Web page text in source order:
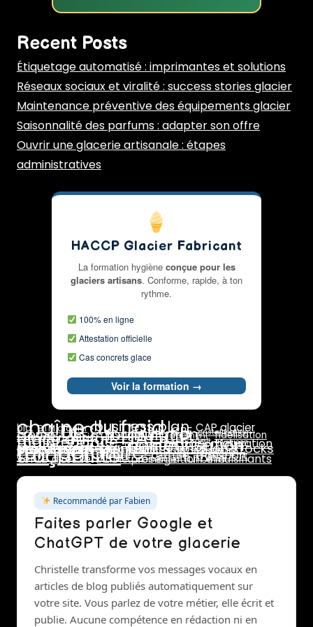
Recent Posts
Étiquetage automatisé : imprimantes et solutions
Réseaux sociaux et viralité : success stories glacier
Maintenance préventive des équipements glacier
Saisonnalité des parfums : adapter son offre
Ouvrir une glacerie artisanale : étapes
administratives
HACCP Glacier Fabricant
La formation hygiène conçue pour les
glaciers artisans. Conforme, rapide, à ton
rythme.
100% en ligne
Attestation officielle
Cas concrets glace
Voir la formation →
bio BTM glacier business plan CAP glacier
chaîne du froid CPF cristallisation
crème DLC dosage emplacement fidélisation
formation glacier formulation
glace au lait HACCP lait livraison
maintenance marchés marge maturation
pannes pasteurisateur pasteurisation
prix de vente rentabilité rotation stocks
réseaux sociaux saisonnalité stab stabilisant
stabilisants stabilisateur sucres surgélation
température texture transport
traçabilité turbinage turbine
vente directe vitrine présentation émulsifiants
Recommandé par Fabien
Faites parler Google et
ChatGPT de votre glacerie
Christelle transforme vos messages vocaux en
articles de blog publiés automatiquement sur
votre site. Vous parlez de votre métier, elle écrit et
publie. Aucune compétence en rédaction ni en